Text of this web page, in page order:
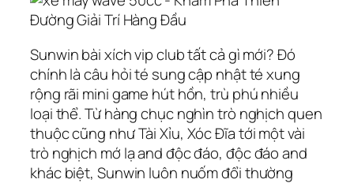
Sunwin bài xích vip club tất cả gì mới? Đó
chính là câu hỏi té sung cập nhật té xung
rộng rãi mini game hút hồn, trù phú nhiều
loại thể. Từ hàng chục nghìn trò nghịch quen
thuộc cũng như Tài Xỉu, Xóc Đĩa tới một vài
trò nghịch mớ lạ and độc đáo, độc đáo and
khác biệt, Sunwin luôn nuốm đổi thường